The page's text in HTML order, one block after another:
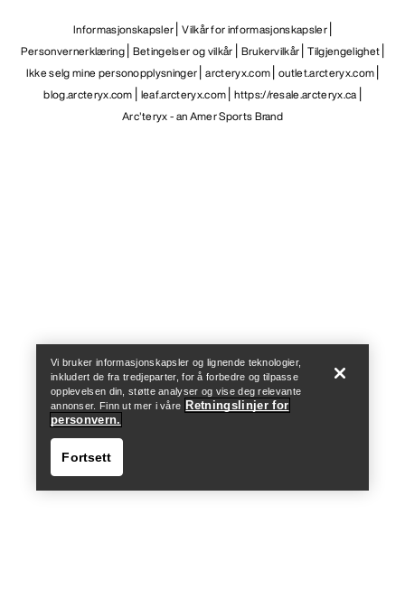
Informasjonskapsler Vilkår for informasjonskapsler
Personvernerklæring Betingelser og vilkår Brukervilkår Tilgjengelighet
Ikke selg mine personopplysninger arcteryx.com outlet.arcteryx.com
blog.arcteryx.com leaf.arcteryx.com https://resale.arcteryx.ca
Arc'teryx - an Amer Sports Brand
Vi bruker informasjonskapsler og lignende teknologier,
inkludert de fra tredjeparter, for å forbedre og tilpasse
opplevelsen din, støtte analyser og vise deg relevante
annonser. Finn ut mer i våre Retningslinjer for
personvern.
Fortsett